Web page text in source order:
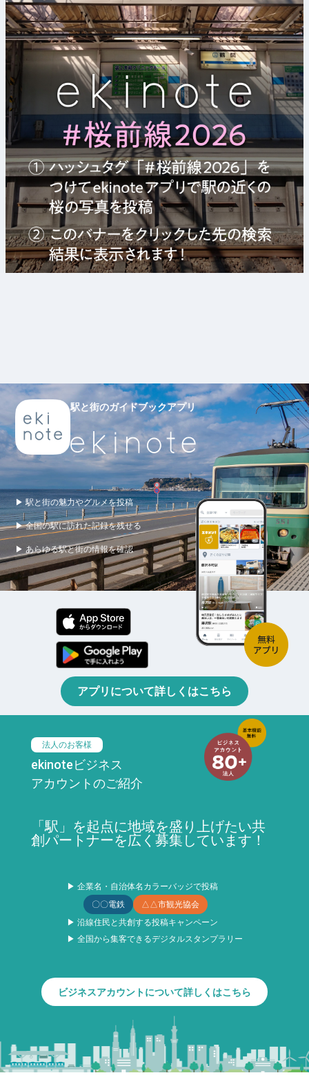
駅と街のガイドブックアプリ
▶ 駅と街の魅力やグルメを投稿
▶ 全国の駅に訪れた記録を残せる
▶ あらゆる駅と街の情報を確認
アプリについて詳しくはこちら
法人のお客様
ekinoteビジネス
アカウントのご紹介
「駅」を起点に地域を盛り上げたい共
創パートナーを広く募集しています！
▶ 企業名・自治体名カラーバッジで投稿
〇〇電鉄
△△市観光協会
▶ 沿線住民と共創する投稿キャンペーン
▶ 全国から集客できるデジタルスタンプラリー
ビジネスアカウントについて詳しくはこちら